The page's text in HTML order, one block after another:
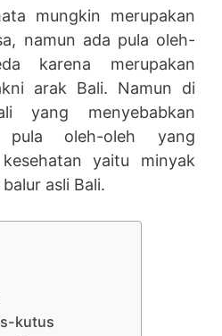
mungkin merupakan
namun ada pula oleh-
karena merupakan
arak Bali. Namun di
yang menyebabkan
pula oleh-oleh yang
yaitu minyak
asli Bali.
kutus